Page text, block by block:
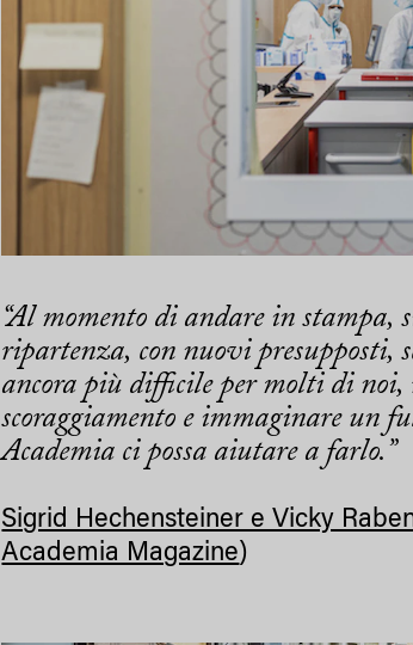
“Al momento di andare in
ripartenza, con nuovi presupposti,
ancora più difficile per molti di
scoraggiamento e immaginare un
Academia ci possa aiutare a farlo.”
Sigrid Hechensteiner e Vicky
Academia Magazine)